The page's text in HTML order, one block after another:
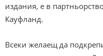
издания, е в
Кауфланд.
Всеки желаещ да